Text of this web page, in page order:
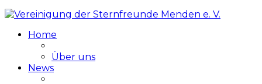
Home
Über uns
News